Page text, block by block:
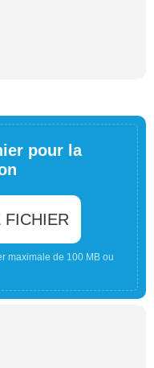
pour la
FICHIER
maximale de 100 MB ou